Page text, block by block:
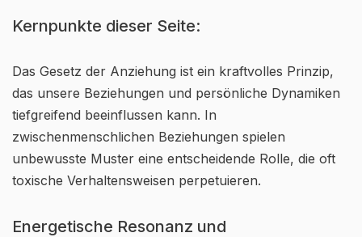
Kernpunkte dieser Seite:
Das Gesetz der Anziehung ist ein kraftvolles Prinzip,
das unsere Beziehungen und persönliche Dynamiken
tiefgreifend beeinflussen kann. In
zwischenmenschlichen Beziehungen spielen
unbewusste Muster eine entscheidende Rolle, die oft
toxische Verhaltensweisen perpetuieren.
Energetische Resonanz und